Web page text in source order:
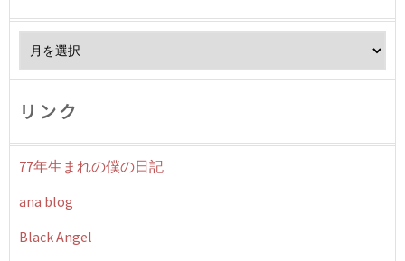
リンク
77年生まれの僕の日記
ana blog
Black Angel